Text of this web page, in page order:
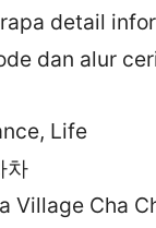
detail
dan alur
Life
차
Village Cha